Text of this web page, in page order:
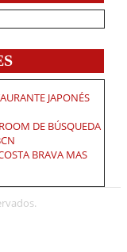
JAPONÉS
DE BÚSQUEDA
BRAVA MAS